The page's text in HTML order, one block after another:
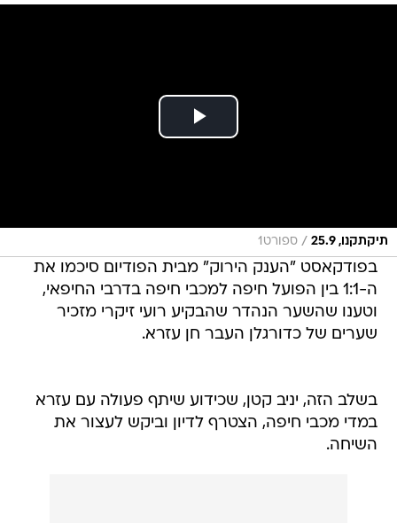
תיקתקנו, 25.9 / ספורט1
בפודקאסט "הענק הירוק" מבית הפודיום סיכמו את
ה-1:1 בין הפועל חיפה למכבי חיפה בדרבי החיפאי,
וטענו שהשער הנהדר שהבקיע רועי זיקרי מזכיר
שערים של כדורגלן העבר חן עזרא.
בשלב הזה, יניב קטן, שכידוע שיתף פעולה עם עזרא
במדי מכבי חיפה, הצטרף לדיון וביקש לעצור את
השיחה.